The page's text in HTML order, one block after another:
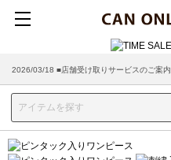
2026/03/18 ■店舗受け取りサービスのご案内